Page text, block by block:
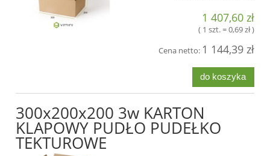
1 407,60 zł
( 1 szt. = 0,69 zł )
Cena netto: 1 144,39 zł
do koszyka
300x200x200 3w KARTON
KLAPOWY PUDŁO PUDEŁKO
TEKTUROWE